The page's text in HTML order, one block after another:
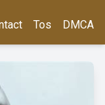
Tos DMCA